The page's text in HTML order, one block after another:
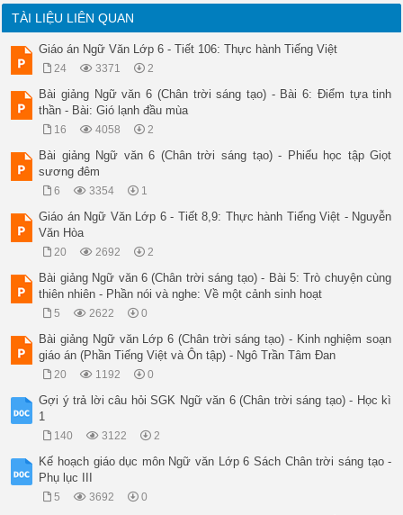
TÀI LIỆU LIÊN QUAN
Giáo án Ngữ Văn Lớp 6 - Tiết 106: Thực hành Tiếng Việt
24 3371 2
Bài giảng Ngữ văn 6 (Chân trời sáng tạo) - Bài 6: Điểm tựa tinh
thần - Bài: Gió lạnh đầu mùa
16 4058 2
Bài giảng Ngữ văn 6 (Chân trời sáng tạo) - Phiếu học tập Giọt
sương đêm
6 3354 1
Giáo án Ngữ Văn Lớp 6 - Tiết 8,9: Thực hành Tiếng Việt - Nguyễn
Văn Hòa
20 2692 2
Bài giảng Ngữ văn 6 (Chân trời sáng tạo) - Bài 5: Trò chuyện cùng
thiên nhiên - Phần nói và nghe: Về một cảnh sinh hoạt
5 2622 0
Bài giảng Ngữ văn Lớp 6 (Chân trời sáng tạo) - Kinh nghiệm soạn
giáo án (Phần Tiếng Việt và Ôn tập) - Ngô Trần Tâm Đan
20 1192 0
Gợi ý trả lời câu hỏi SGK Ngữ văn 6 (Chân trời sáng tạo) - Học kì
1
140 3122 2
Kế hoạch giáo dục môn Ngữ văn Lớp 6 Sách Chân trời sáng tạo -
Phụ lục III
5 3692 0